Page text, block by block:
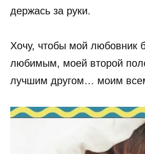
держась за руки.
Хочу, чтобы мой любовник
любимым, моей второй
лучшим другом… моим